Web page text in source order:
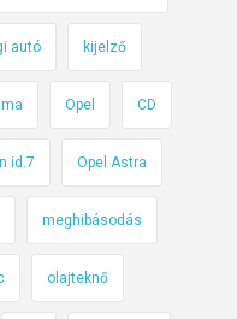
autó kijelző
Opel CD
id.7 Opel Astra
meghibásodás
olajteknő